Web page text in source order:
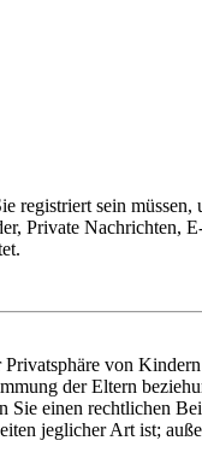
sein
Private Nachrichten,
von
der Eltern
einen rechtlichen
jeglicher Art ist;